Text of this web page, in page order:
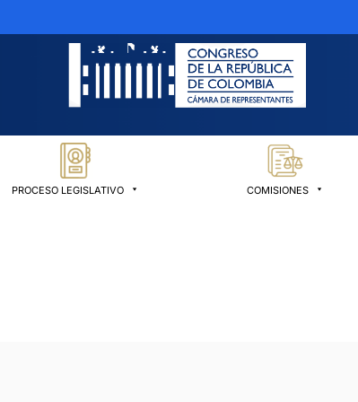
PROCESO LEGISLATIVO COMISIONES